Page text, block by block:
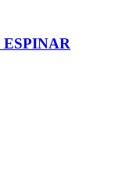
ESPINAR